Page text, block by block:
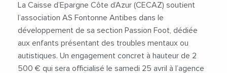
La Caisse d’Epargne Côte d’Azur (CECAZ) soutient
l’association AS Fontonne Antibes dans le
développement de sa section Passion Foot, dédiée
aux enfants présentant des troubles mentaux ou
autistiques. Un engagement concret à hauteur de 2
500 € qui sera officialisé le samedi 25 avril à l’agence